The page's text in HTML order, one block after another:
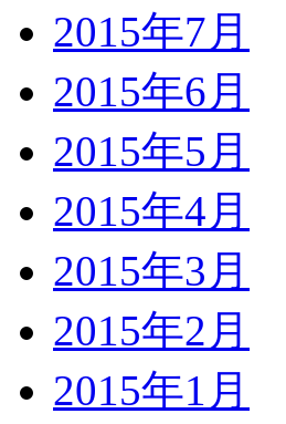
2015年7月
2015年6月
2015年5月
2015年4月
2015年3月
2015年2月
2015年1月